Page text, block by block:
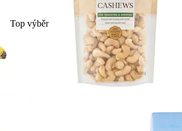
Top výběr